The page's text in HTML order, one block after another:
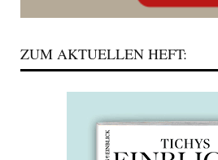
ZUM AKTUELLEN HEFT: